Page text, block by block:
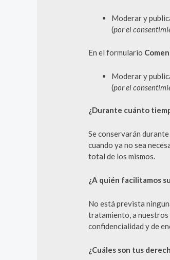
Moderar y
(por el
En el formulario
Moderar y
(por el
¿Durante cuánto
Se conservarán
cuando ya no sea
total de los mismos.
¿A quién facilitamos
No está prevista
tratamiento, a nuestros
confidencialidad y de
¿Cuáles son tus